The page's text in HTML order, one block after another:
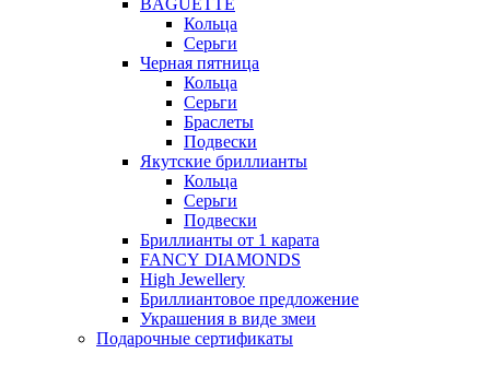
BAGUETTE
Кольца
Серьги
Черная пятница
Кольца
Серьги
Браслеты
Подвески
Якутские бриллианты
Кольца
Серьги
Подвески
Бриллианты от 1 карата
FANCY DIAMONDS
High Jewellery
Бриллиантовое предложение
Украшения в виде змеи
Подарочные сертификаты